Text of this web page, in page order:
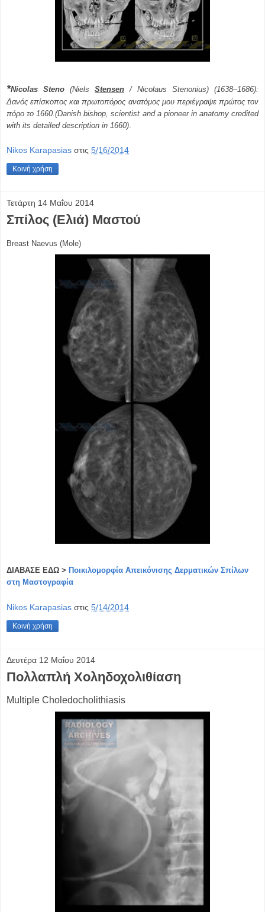
*Nicolas Steno (Niels Stensen / Nicolaus Stenonius) (1638–1686):
Δανός επίσκοπος και πρωτοπόρος ανατόμος μου περιέγραψε πρώτος τον
πόρο το 1660.(Danish bishop, scientist and a pioneer in anatomy credited
with its detailed description in 1660)
Nikos Karapasias στις 5/16/2014
Κοινή χρήση
Τετάρτη 14 Μαΐου 2014
Σπίλος (Ελιά) Μαστού
Βreast Naevus (Mole)
ΔΙΑΒΑΣΕ ΕΔΩ > Ποικιλομορφία Απεικόνισης Δερματικών Σπίλων
στη Μαστογραφία
Nikos Karapasias στις 5/14/2014
Κοινή χρήση
Δευτέρα 12 Μαΐου 2014
Πολλαπλή Χοληδοχολιθίαση
Multiple Choledocholithiasis